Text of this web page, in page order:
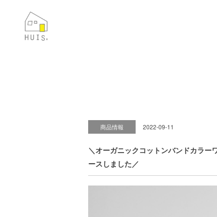
商品情報 2022-09-11
＼オーガニックコットンバンドカラー
ースしました／